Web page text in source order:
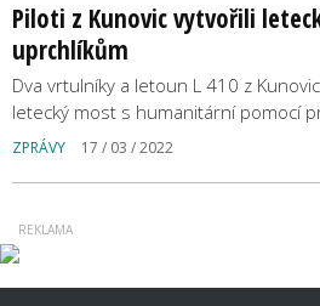
Piloti z Kunovic vytvořili
uprchlíkům
Dva vrtulníky a letoun L 410 z
letecký most s humanitární pomocí
ZPRÁVY 17 / 03 / 2022